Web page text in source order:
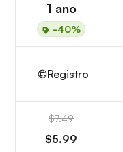
1 ano
-40%
Registro
$7.49
$5.99